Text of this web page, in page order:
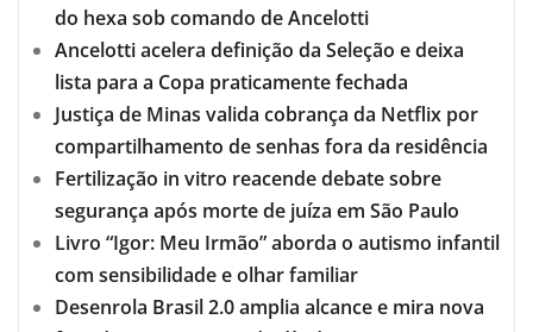
do hexa sob comando de Ancelotti
Ancelotti acelera definição da Seleção e deixa
lista para a Copa praticamente fechada
Justiça de Minas valida cobrança da Netflix por
compartilhamento de senhas fora da residência
Fertilização in vitro reacende debate sobre
segurança após morte de juíza em São Paulo
Livro “Igor: Meu Irmão” aborda o autismo infantil
com sensibilidade e olhar familiar
Desenrola Brasil 2.0 amplia alcance e mira nova